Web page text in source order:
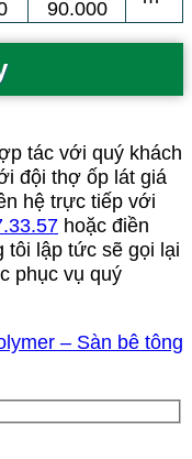
90.000
tác với quý khách
đội thợ ốp lát giá
hệ trực tiếp với
hoặc điền
tôi lập tức sẽ gọi lại
phục vụ quý
– Sàn bê tông